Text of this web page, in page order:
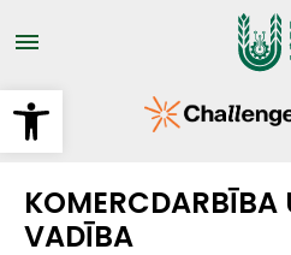
Open toolbar
uz
galveno
KOMERCDARBĪBA
VADĪBA